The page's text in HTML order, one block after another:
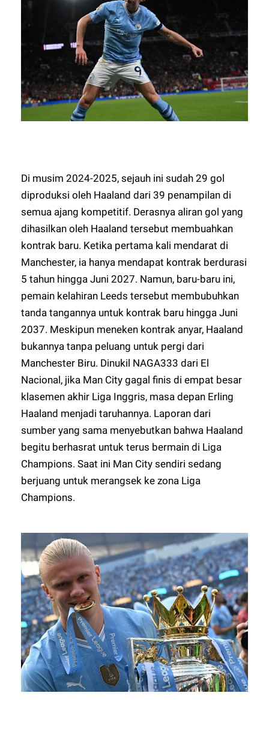
Di musim 2024-2025, sejauh ini sudah 29 gol
diproduksi oleh Haaland dari 39 penampilan di
semua ajang kompetitif. Derasnya aliran gol yang
dihasilkan oleh Haaland tersebut membuahkan
kontrak baru. Ketika pertama kali mendarat di
Manchester, ia hanya mendapat kontrak berdurasi
5 tahun hingga Juni 2027. Namun, baru-baru ini,
pemain kelahiran Leeds tersebut membubuhkan
tanda tangannya untuk kontrak baru hingga Juni
2037. Meskipun meneken kontrak anyar, Haaland
bukannya tanpa peluang untuk pergi dari
Manchester Biru. Dinukil NAGA333dari El
Nacional, jika Man City gagal finis di empat besar
klasemen akhir Liga Inggris, masa depan Erling
Haaland menjadi taruhannya. Laporan dari
sumber yang sama menyebutkan bahwa Haaland
begitu berhasrat untuk terus bermain di Liga
Champions. Saat ini Man City sendiri sedang
berjuang untuk merangsek ke zona Liga
Champions.